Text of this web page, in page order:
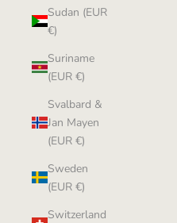
Sudan (EUR
€)
Suriname
(EUR €)
Svalbard &
Jan Mayen
(EUR €)
Sweden
(EUR €)
Switzerland